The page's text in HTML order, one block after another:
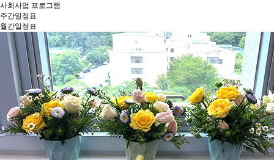
사회사업 프로그램
주간일정표
월간일정표